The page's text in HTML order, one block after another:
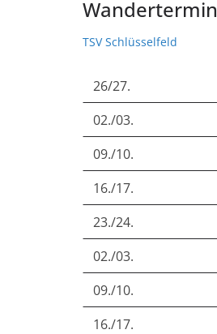
TSV Schlüsselfeld
26/27.
02./03.
09./10.
16./17.
23./24.
02./03.
09./10.
16./17.